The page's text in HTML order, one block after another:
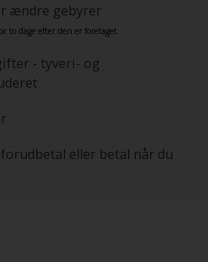
ændre gebyrer
to dage efter den er foretaget.
- tyveri- og
eller betal når du